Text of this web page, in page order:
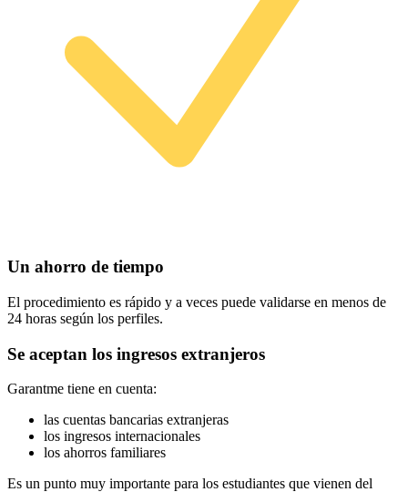
Un ahorro de tiempo
El procedimiento es rápido y a veces puede validarse en menos de
24 horas según los perfiles.
Se aceptan los ingresos extranjeros
Garantme tiene en cuenta:
las cuentas bancarias extranjeras
los ingresos internacionales
los ahorros familiares
Es un punto muy importante para los estudiantes que vienen del